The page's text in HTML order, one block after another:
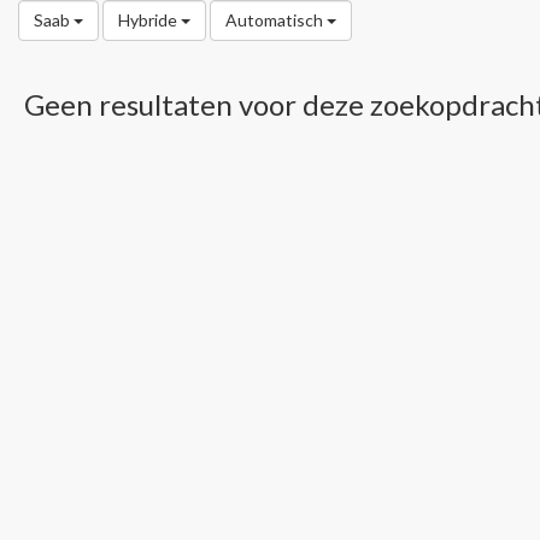
Saab Hybride Automatisch
Geen resultaten voor deze